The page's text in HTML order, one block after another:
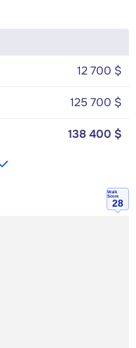
12 700 $
125 700 $
138 400 $
Walk
Score
28